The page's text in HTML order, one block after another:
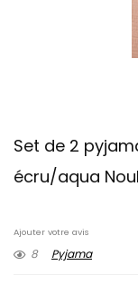
Set de 2
écru/aqua
Ajouter votre avis
8 Pyjama